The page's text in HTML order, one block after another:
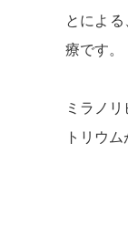
とによ
療です。
ミラノ
トリウ